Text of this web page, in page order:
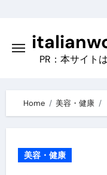
content
PR：本サイト
Home 美容・健康
美容・健康